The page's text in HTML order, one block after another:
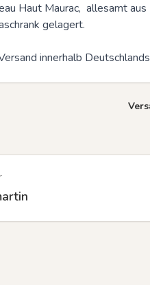
Haut Maurac,  allesamt
gelagert.
innerhalb Deutschlands